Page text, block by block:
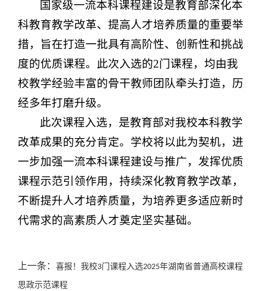
国家级一流本科课程建设是教育部深化本
科教育教学改革、提高人才培养质量的重要举
措，旨在打造一批具有高阶性、创新性和挑战
度的优质课程。此次入选的2门课程，均由我
校教学经验丰富的骨干教师团队牵头打造，历
经多年打磨升级。
此次课程入选，是教育部对我校本科教学
改革成果的充分肯定。学校将以此为契机，进
一步加强一流本科课程建设与推广，发挥优质
课程示范引领作用，持续深化教育教学改革，
不断提升人才培养质量，为培养更多适应新时
代需求的高素质人才奠定坚实基础。
上一条： 喜报！我校3门课程入选2025年湖南省普通高校课程
思政示范课程